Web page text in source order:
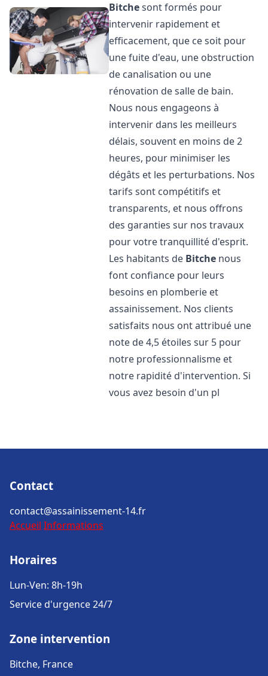
Bitchesont formés pour
intervenir rapidement et
efficacement, que ce soit pour
une fuite d'eau, une obstruction
de canalisation ou une
rénovation de salle de bain.
Nous nous engageons à
intervenir dans les meilleurs
délais, souvent en moins de 2
heures, pour minimiser les
dégâts et les perturbations. Nos
tarifs sont compétitifs et
transparents, et nous offrons
des garanties sur nos travaux
pour votre tranquillité d'esprit.
Les habitants de Bitche nous
font confiance pour leurs
besoins en plomberie et
assainissement. Nos clients
satisfaits nous ont attribué une
note de 4,5 étoiles sur 5 pour
notre professionnalisme et
notre rapidité d'intervention. Si
vous avez besoin d'un pl
Contact
contact@assainissement-14.fr
Accueil Informations
Horaires
Lun-Ven: 8h-19h
Service d'urgence 24/7
Zone intervention
Bitche, France